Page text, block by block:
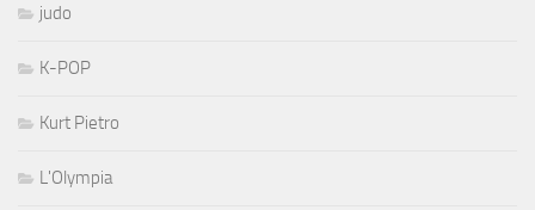
judo
K-POP
Kurt Pietro
L'Olympia